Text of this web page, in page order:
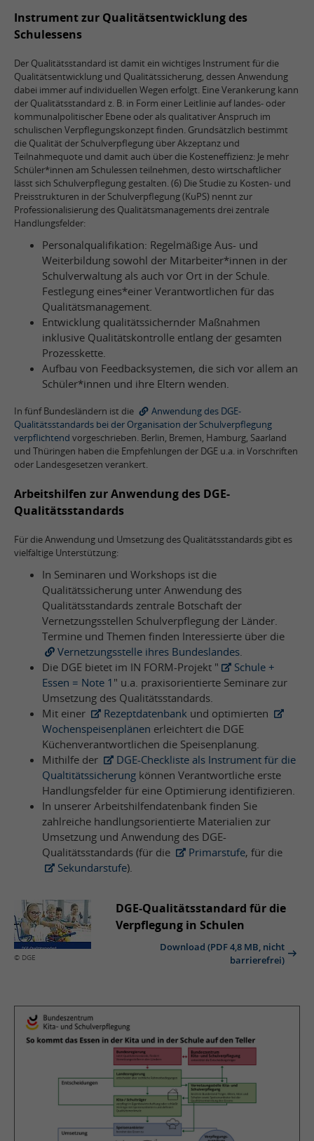
Instrument zur Qualitätsentwicklung des
Schulessens
Der Qualitätsstandard ist damit ein wichtiges Instrument für die
Qualitätsentwicklung und Qualitätssicherung, dessen Anwendung
dabei immer auf individuellen Wegen erfolgt. Eine Verankerung kann
der Qualitätsstandard z. B. in Form einer Leitlinie auf landes- oder
kommunalpolitischer Ebene oder als qualitativer Anspruch im
schulischen Verpflegungskonzept finden. Grundsätzlich bestimmt
die Qualität der Schulverpflegung über Akzeptanz und
Teilnahmequote und damit auch über die Kosteneffizienz: Je mehr
Schüler*innen am Schulessen teilnehmen, desto wirtschaftlicher
lässt sich Schulverpflegung gestalten. (6) Die Studie zu Kosten- und
Preisstrukturen in der Schulverpflegung (KuPS) nennt zur
Professionalisierung des Qualitätsmanagements drei zentrale
Handlungsfelder:
Personalqualifikation: Regelmäßige Aus- und
Weiterbildung sowohl der Mitarbeiter*innen in der
Schulverwaltung als auch vor Ort in der Schule.
Festlegung eines*einer Verantwortlichen für das
Qualitätsmanagement.
Entwicklung qualitätssichernder Maßnahmen
inklusive Qualitätskontrolle entlang der gesamten
Prozesskette.
Aufbau von Feedbacksystemen, die sich vor allem an
Schüler*innen und ihre Eltern wenden.
In fünf Bundesländern ist die
Anwendung des DGE-
Qualitätsstandards bei der Organisation der Schulverpflegung
verpflichtend vorgeschrieben. Berlin, Bremen, Hamburg, Saarland
und Thüringen haben die Empfehlungen der DGE u.a. in Vorschriften
oder Landesgesetzen verankert.
Arbeitshilfen zur Anwendung des DGE-
Qualitätsstandards
Für die Anwendung und Umsetzung des Qualitätsstandards gibt es
vielfältige Unterstützung:
In Seminaren und Workshops ist die
Qualitätssicherung unter Anwendung des
Qualitätsstandards zentrale Botschaft der
Vernetzungsstellen Schulverpflegung der Länder.
Termine und Themen finden Interessierte über die
Vernetzungsstelle ihres Bundeslandes.
Die DGE bietet im IN FORM-Projekt "
Schule +
Essen = Note 1 " u.a. praxisorientierte Seminare zur
Umsetzung des Qualitätsstandards.
Mit einer
Rezeptdatenbank und optimierten
Wochenspeisenplänen erleichtert die DGE
Küchenverantwortlichen die Speisenplanung.
Mithilfe der
DGE-Checkliste als Instrument für die
Qualtitätssicherung können Verantwortliche erste
Handlungsfelder für eine Optimierung identifizieren.
In unserer Arbeitshilfendatenbank finden Sie
zahlreiche handlungsorientierte Materialien zur
Umsetzung und Anwendung des DGE-
Qualitätsstandards (für die
Primarstufe, für die
Sekundarstufe).
© DGE
DGE-Qualitätsstandard für die
Verpflegung in Schulen
Download (PDF 4,8 MB, nicht
barrierefrei)